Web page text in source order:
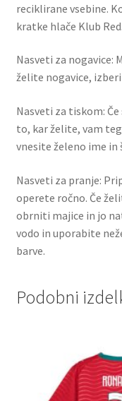
reciklirane vsebine.
kratke hlače Klub Red.
Nasveti za nogavice:
želite nogavice,
Nasveti za tiskom:
to, kar želite, vam
vnesite želeno ime in
Nasveti za pranje:
operete ročno. Če
obrniti majice in jo
vodo in uporabite
barve.
Podobni